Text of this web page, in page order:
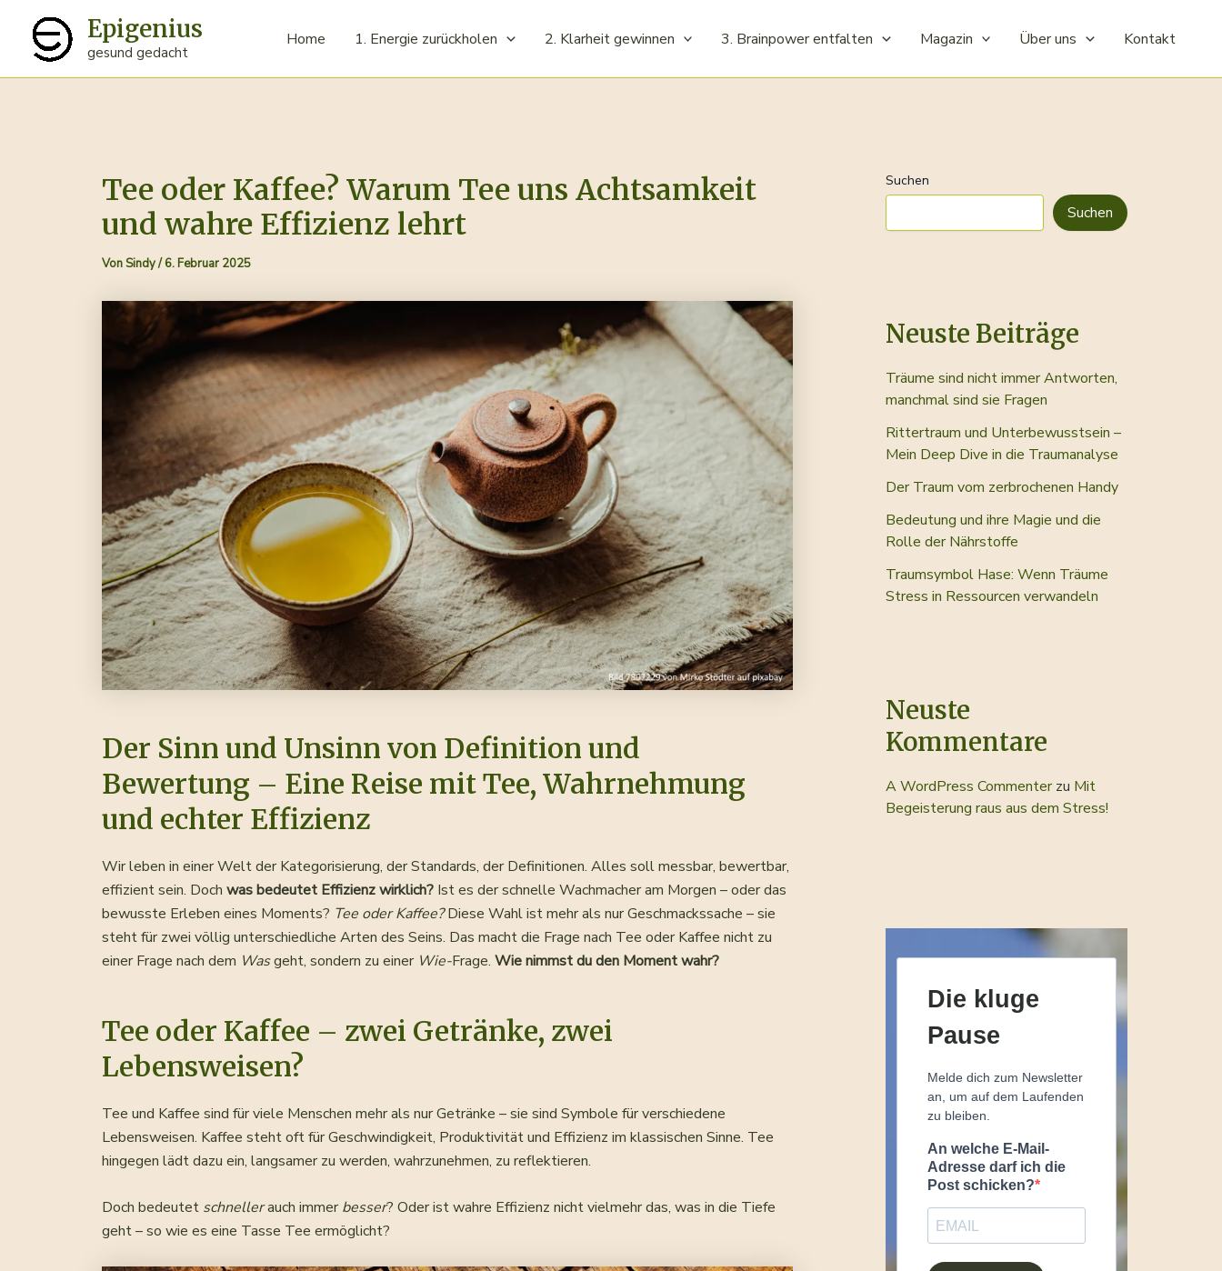
Inhalt
springen
Epigenius
gesund gedacht
Home 1. Energie zurückholen 2. Klarheit gewinnen 3. Brainpower entfalten Magazin Über uns Kontakt
Tee oder Kaffee? Warum Tee uns Achtsamkeit
und wahre Effizienz lehrt
VonSindy/6. Februar 2025
Der Sinn und Unsinn von Definition und
Bewertung – Eine Reise mit Tee, Wahrnehmung
und echter Effizienz
Wir leben in einer Welt der Kategorisierung, der Standards, der Definitionen. Alles soll messbar, bewertbar,
effizient sein. Doch was bedeutet Effizienz wirklich? Ist es der schnelle Wachmacher am Morgen – oder das
bewusste Erleben eines Moments? Tee oder Kaffee?Diese Wahl ist mehr als nur Geschmackssache – sie
steht für zwei völlig unterschiedliche Arten des Seins. Das macht die Frage nach Tee oder Kaffee nicht zu
einer Frage nach dem Wasgeht, sondern zu einer Wie-Frage. Wie nimmst du den Moment wahr?
Tee oder Kaffee – zwei Getränke, zwei
Lebensweisen?
Tee und Kaffee sind für viele Menschen mehr als nur Getränke – sie sind Symbole für verschiedene
Lebensweisen. Kaffee steht oft für Geschwindigkeit, Produktivität und Effizienz im klassischen Sinne. Tee
hingegen lädt dazu ein, langsamer zu werden, wahrzunehmen, zu reflektieren.
Doch bedeutet schnellerauch immerbesser? Oder ist wahre Effizienz nicht vielmehr das, was in die Tiefe
geht – so wie es eine Tasse Tee ermöglicht?
Suchen
Suchen
Neuste Beiträge
Träume sind nicht immer Antworten,
manchmal sind sie Fragen
Rittertraum und Unterbewusstsein –
Mein Deep Dive in die Traumanalyse
Der Traum vom zerbrochenen Handy
Bedeutung und ihre Magie und die
Rolle der Nährstoffe
Traumsymbol Hase: Wenn Träume
Stress in Ressourcen verwandeln
Neuste
Kommentare
A WordPress Commenterzu Mit
Begeisterung raus aus dem Stress!
Die kluge
Pause
Melde dich zum Newsletter
an, um auf dem Laufenden
zu bleiben.
An welche E-Mail-
Adresse darf ich die
Post schicken?